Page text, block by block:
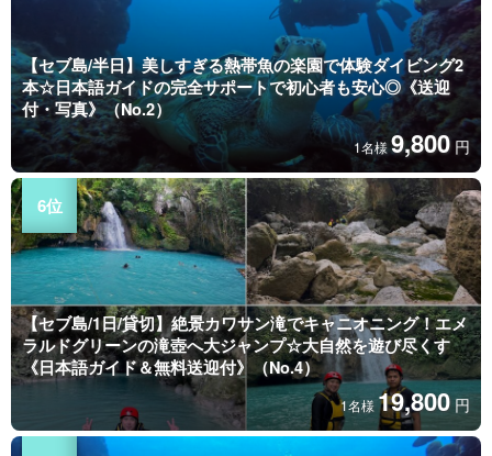
【セブ島/半日】美しすぎる熱帯魚の楽園で体験ダイビング2
本☆日本語ガイドの完全サポートで初心者も安心◎《送迎
付・写真》（No.2）
1名様9,800 円
【セブ島/1日/貸切】絶景カワサン滝でキャニオニング！エメ
ラルドグリーンの滝壺へ大ジャンプ☆大自然を遊び尽くす
《日本語ガイド＆無料送迎付》（No.4）
1名様 19,800 円